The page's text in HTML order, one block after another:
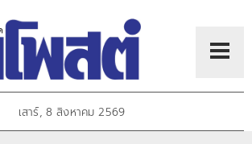
เสาร์, 8 สิงหาคม 2569